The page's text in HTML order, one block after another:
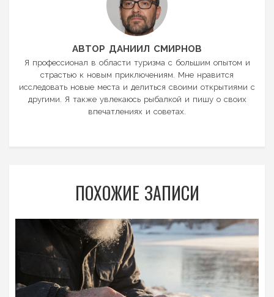
АВТОР ДАНИИЛ СМИРНОВ
Я профессионал в области туризма с большим опытом и
страстью к новым приключениям. Мне нравится
исследовать новые места и делиться своими открытиями с
другими. Я также увлекаюсь рыбалкой и пишу о своих
впечатлениях и советах.
ПОХОЖИЕ ЗАПИСИ